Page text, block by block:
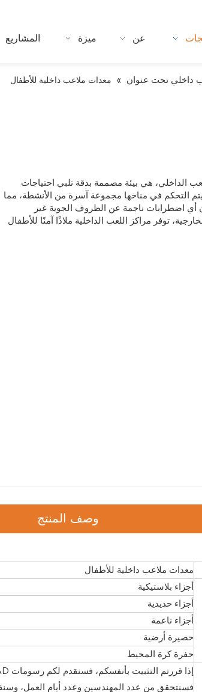
عن ميزة المشاريع
داخلي تحت عنوان » معدات ملاعب داخلية للأطفال
الداخلي، هي بيئة مصممة بدقة تلبي احتياجات
يتم التحكم في مناخها مجموعة آسرة من الأنشطة، مما
اضطرابات ناجمة عن الظروف الجوية غير
توفر مراكز اللعب الداخلية ملاذًا آمنًا للأطفال
وصف المنتج
معدات ملاعب داخلية للأطفال
أجزاء بلاستيكية
أجزاء حديدية
أجزاء ناعمة
حصيرة أرضية
حفرة كرة المحيط